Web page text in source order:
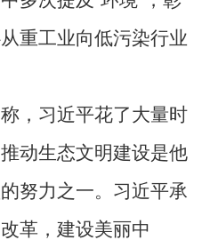
重工业向低污染行业
，习近平花了大量时
动生态文明建设是他
努力之一。习近平承
革，建设美丽中